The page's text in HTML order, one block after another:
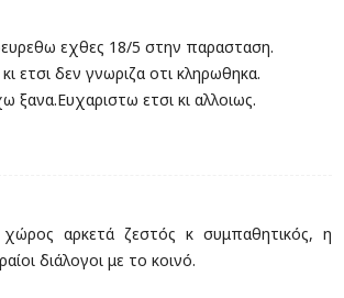
εχθες 18/5 στην παρασταση.
ετσι δεν γνωριζα οτι κληρωθηκα.
ξανα.Ευχαριστω ετσι κι αλλοιως.
χώρος αρκετά ζεστός κ συμπαθητικός, η
διάλογοι με το κοινό.